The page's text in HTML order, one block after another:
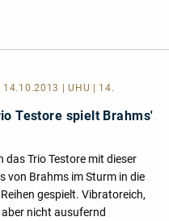
14.10.2013 | UHU | 14.
Testore spielt Brahms'
Trio Testore mit dieser
von Brahms im Sturm in die
gespielt. Vibratoreich,
nicht ausufernd